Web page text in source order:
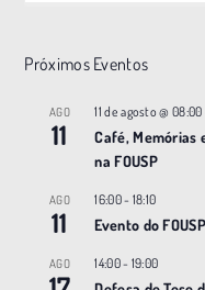
ç
Próximos Eventos
AGO
11
11 de agosto @ 08:00
Café, Memórias
na FOUSP
AGO
11
16:00- 18:10
Evento do
AGO 14:00- 19:00